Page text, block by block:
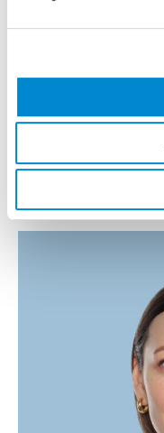
Leiter Palliative Care
E-Mail senden